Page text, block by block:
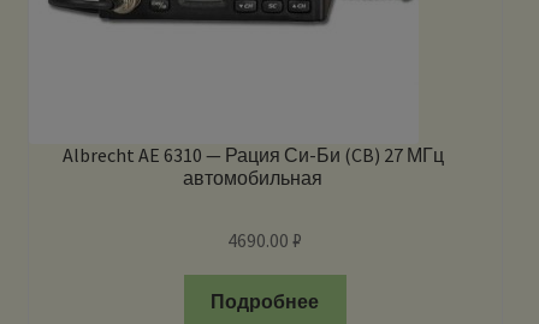
Albrecht AE 6310 — Рация Си-Би (CB) 27 МГц
автомобильная
4690.00₽
Подробнее